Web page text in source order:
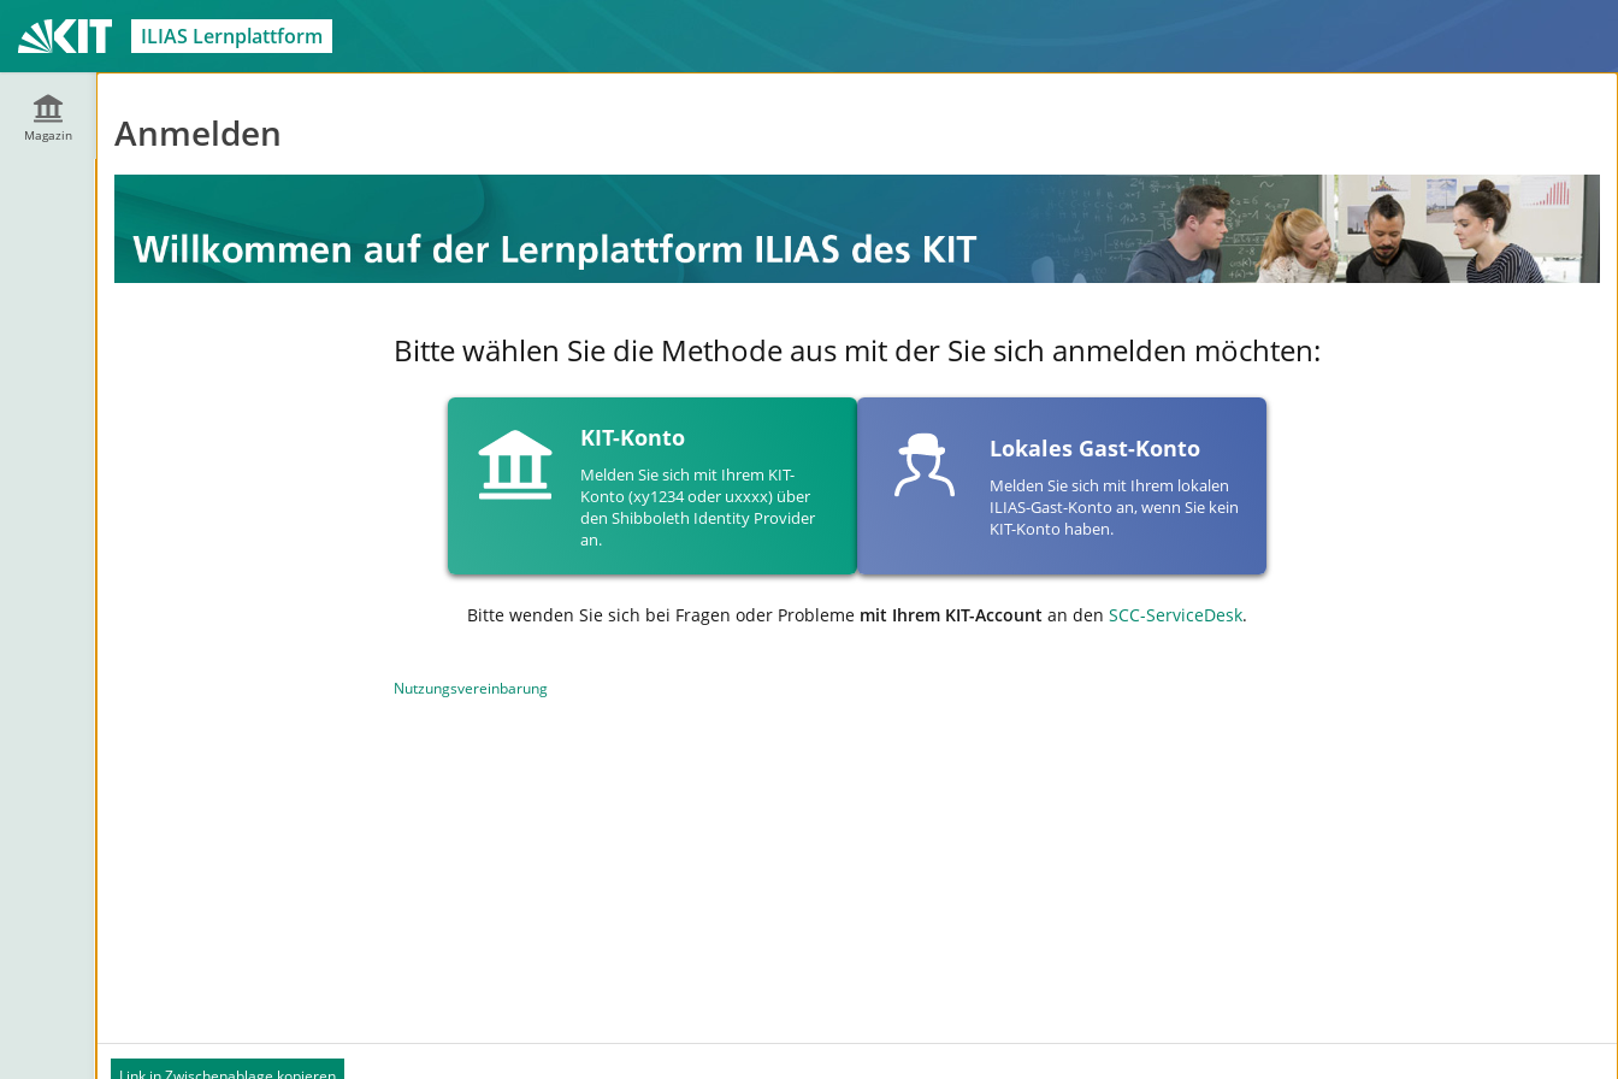
ILIAS Lernplattform
Magazin Anmelden
Bitte wählen Sie die Methode aus mit der Sie sich anmelden möchten:
KIT-Konto
Melden Sie sich mit Ihrem KIT-
Konto (xy1234 oder uxxxx) über
den Shibboleth Identity Provider
an.
Lokales Gast-Konto
Melden Sie sich mit Ihrem lokalen
ILIAS-Gast-Konto an, wenn Sie kein
KIT-Konto haben.
Bitte wenden Sie sich bei Fragen oder Probleme mit Ihrem KIT-Account an den SCC-ServiceDesk.
Nutzungsvereinbarung